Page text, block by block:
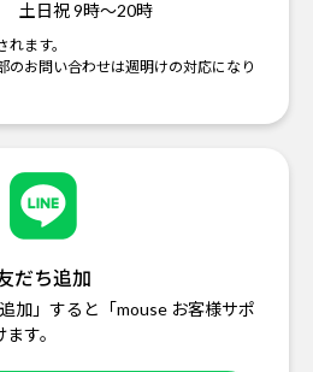
土日祝 9時～20時
ます。
お問い合わせは週明けの対応になり
だち追加
加」すると「mouse お客様サポ
す。